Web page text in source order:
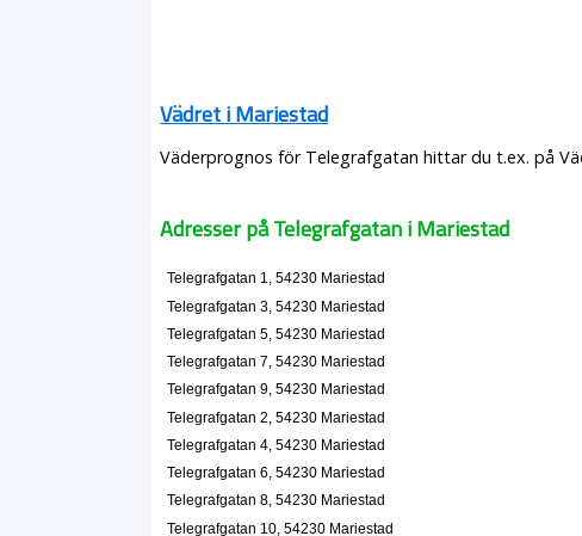
Vädret i Mariestad
Väderprognos för Telegrafgatan hittar du t.ex. på
Adresser på Telegrafgatan i Mariestad
Telegrafgatan 1, 54230 Mariestad
Telegrafgatan 3, 54230 Mariestad
Telegrafgatan 5, 54230 Mariestad
Telegrafgatan 7, 54230 Mariestad
Telegrafgatan 9, 54230 Mariestad
Telegrafgatan 2, 54230 Mariestad
Telegrafgatan 4, 54230 Mariestad
Telegrafgatan 6, 54230 Mariestad
Telegrafgatan 8, 54230 Mariestad
Telegrafgatan 10, 54230 Mariestad